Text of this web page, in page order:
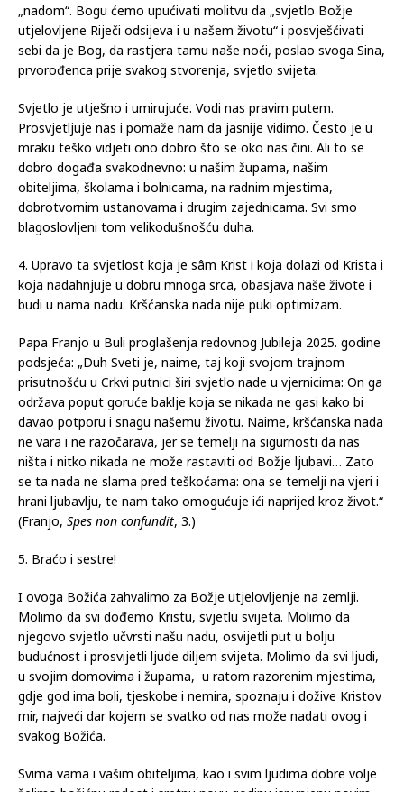
„nadom“. Bogu ćemo upućivati molitvu da „svjetlo Božje
utjelovljene Riječi odsijeva i u našem životu“ i posvješćivati
sebi da je Bog, da rastjera tamu naše noći, poslao svoga Sina,
prvorođenca prije svakog stvorenja, svjetlo svijeta.
Svjetlo je utješno i umirujuće. Vodi nas pravim putem.
Prosvjetljuje nas i pomaže nam da jasnije vidimo. Često je u
mraku teško vidjeti ono dobro što se oko nas čini. Ali to se
dobro događa svakodnevno: u našim župama, našim
obiteljima, školama i bolnicama, na radnim mjestima,
dobrotvornim ustanovama i drugim zajednicama. Svi smo
blagoslovljeni tom velikodušnošću duha.
4. Upravo ta svjetlost koja je sâm Krist i koja dolazi od Krista i
koja nadahnjuje u dobru mnoga srca, obasjava naše živote i
budi u nama nadu. Kršćanska nada nije puki optimizam.
Papa Franjo u Buli proglašenja redovnog Jubileja 2025. godine
podsjeća: „Duh Sveti je, naime, taj koji svojom trajnom
prisutnošću u Crkvi putnici širi svjetlo nade u vjernicima: On ga
održava poput goruće baklje koja se nikada ne gasi kako bi
davao potporu i snagu našemu životu. Naime, kršćanska nada
ne vara i ne razočarava, jer se temelji na sigurnosti da nas
ništa i nitko nikada ne može rastaviti od Božje ljubavi… Zato
se ta nada ne slama pred teškoćama: ona se temelji na vjeri i
hrani ljubavlju, te nam tako omogućuje ići naprijed kroz život.“
(Franjo, Spes non confundit, 3.)
5. Braćo i sestre!
I ovoga Božića zahvalimo za Božje utjelovljenje na zemlji.
Molimo da svi dođemo Kristu, svjetlu svijeta. Molimo da
njegovo svjetlo učvrsti našu nadu, osvijetli put u bolju
budućnost i prosvijetli ljude diljem svijeta. Molimo da svi ljudi,
u svojim domovima i župama, u ratom razorenim mjestima,
gdje god ima boli, tjeskobe i nemira, spoznaju i dožive Kristov
mir, najveći dar kojem se svatko od nas može nadati ovog i
svakog Božića.
Svima vama i vašim obiteljima, kao i svim ljudima dobre volje